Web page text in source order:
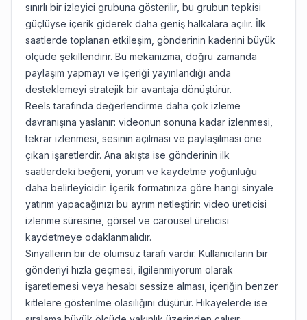
sınırlı bir izleyici grubuna gösterilir, bu grubun tepkisi
güçlüyse içerik giderek daha geniş halkalara açılır. İlk
saatlerde toplanan etkileşim, gönderinin kaderini büyük
ölçüde şekillendirir. Bu mekanizma, doğru zamanda
paylaşım yapmayı ve içeriği yayınlandığı anda
desteklemeyi stratejik bir avantaja dönüştürür.
Reels tarafında değerlendirme daha çok izleme
davranışına yaslanır: videonun sonuna kadar izlenmesi,
tekrar izlenmesi, sesinin açılması ve paylaşılması öne
çıkan işaretlerdir. Ana akışta ise gönderinin ilk
saatlerdeki beğeni, yorum ve kaydetme yoğunluğu
daha belirleyicidir. İçerik formatınıza göre hangi sinyale
yatırım yapacağınızı bu ayrım netleştirir: video üreticisi
izlenme süresine, görsel ve carousel üreticisi
kaydetmeye odaklanmalıdır.
Sinyallerin bir de olumsuz tarafı vardır. Kullanıcıların bir
gönderiyi hızla geçmesi, ilgilenmiyorum olarak
işaretlemesi veya hesabı sessize alması, içeriğin benzer
kitlelere gösterilme olasılığını düşürür. Hikayelerde ise